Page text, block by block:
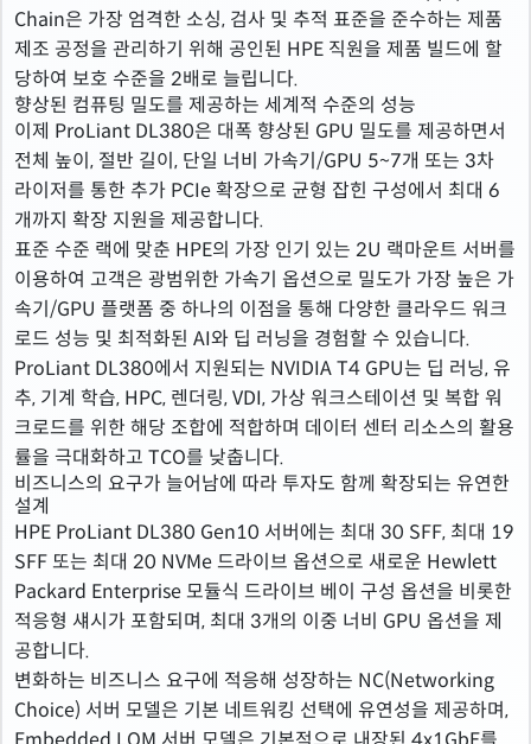
Chain은 가장 엄격한 소싱, 검사 및 추적 표준을 준수하는 제품
제조 공정을 관리하기 위해 공인된 HPE 직원을 제품 빌드에 할
당하여 보호 수준을 2배로 늘립니다.
향상된 컴퓨팅 밀도를 제공하는 세계적 수준의 성능
이제 ProLiant DL380은 대폭 향상된 GPU 밀도를 제공하면서
전체 높이, 절반 길이, 단일 너비 가속기/GPU 5~7개 또는 3차
라이저를 통한 추가 PCIe 확장으로 균형 잡힌 구성에서 최대 6
개까지 확장 지원을 제공합니다.
표준 수준 랙에 맞춘 HPE의 가장 인기 있는 2U 랙마운트 서버를
이용하여 고객은 광범위한 가속기 옵션으로 밀도가 가장 높은 가
속기/GPU 플랫폼 중 하나의 이점을 통해 다양한 클라우드 워크
로드 성능 및 최적화된 AI와 딥 러닝을 경험할 수 있습니다.
ProLiant DL380에서 지원되는 NVIDIA T4 GPU는 딥 러닝, 유
추, 기계 학습, HPC, 렌더링, VDI, 가상 워크스테이션 및 복합 워
크로드를 위한 해당 조합에 적합하며 데이터 센터 리소스의 활용
률을 극대화하고 TCO를 낮춥니다.
비즈니스의 요구가 늘어남에 따라 투자도 함께 확장되는 유연한
설계
HPE ProLiant DL380 Gen10 서버에는 최대 30 SFF, 최대 19
SFF 또는 최대 20 NVMe 드라이브 옵션으로 새로운 Hewlett
Packard Enterprise 모듈식 드라이브 베이 구성 옵션을 비롯한
적응형 섀시가 포함되며, 최대 3개의 이중 너비 GPU 옵션을 제
공합니다.
변화하는 비즈니스 요구에 적응해 성장하는 NC(Networking
Choice) 서버 모델은 기본 네트워킹 선택에 유연성을 제공하며,